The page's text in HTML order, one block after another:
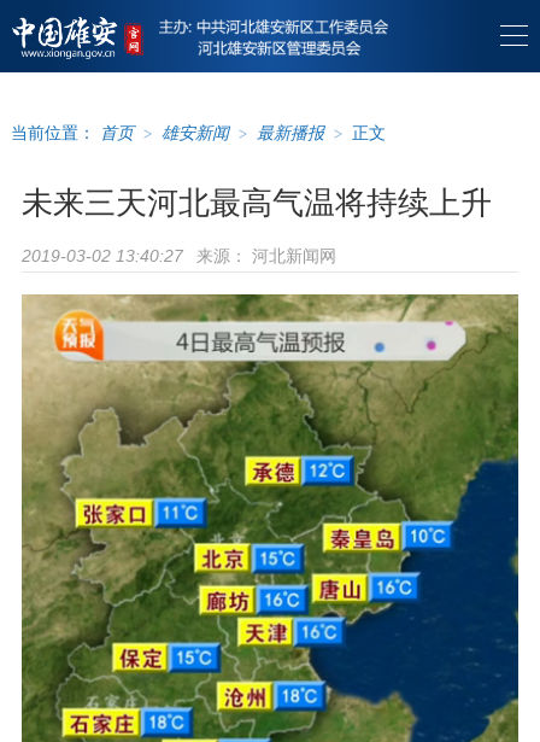
当前位置： 首页 > 雄安新闻 > 最新播报 > 正文
未来三天河北最高气温将持续上升
2019-03-02 13:40:27 来源： 河北新闻网